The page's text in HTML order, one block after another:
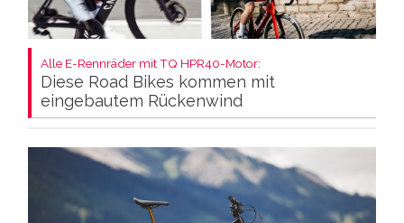
Alle E-Rennräder mit TQ HPR40-Motor:
Diese Road Bikes kommen mit
eingebautem Rückenwind